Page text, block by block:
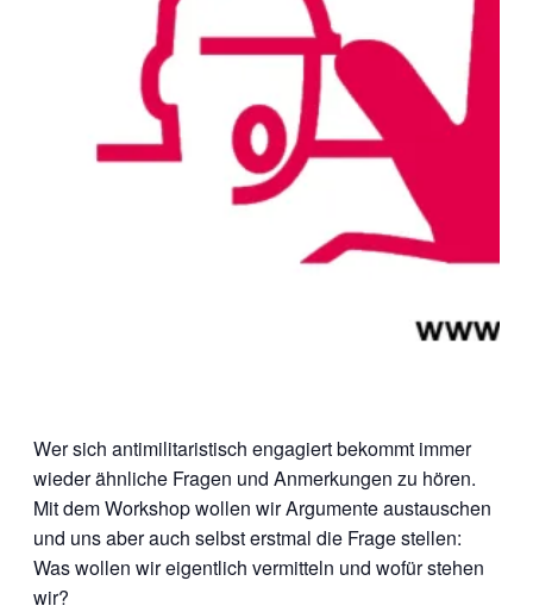
Wer sich antimilitaristisch engagiert bekommt immer
wieder ähnliche Fragen und Anmerkungen zu hören.
Mit dem Workshop wollen wir Argumente austauschen
und uns aber auch selbst erstmal die Frage stellen:
Was wollen wir eigentlich vermitteln und wofür stehen
wir?